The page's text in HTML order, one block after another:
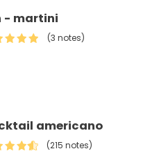
- martini
(3 notes)
americano
(215 notes)